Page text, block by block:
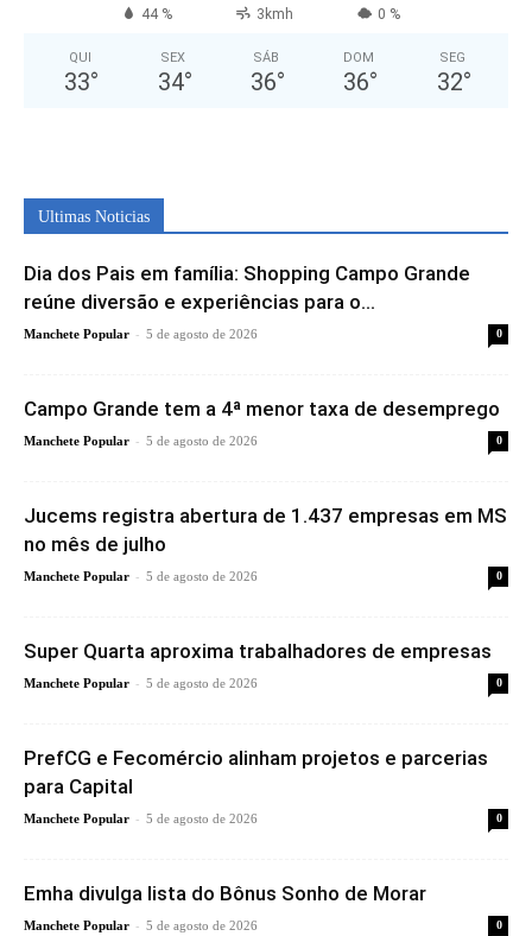
44 % 3kmh 0 %
QUI
33°
SEX
34°
SÁB
36°
DOM
36°
SEG
32°
Ultimas Noticias
Dia dos Pais em família: Shopping Campo Grande
reúne diversão e experiências para o...
Manchete Popular - 5 de agosto de 2026 0
Campo Grande tem a 4ª menor taxa de desemprego
Manchete Popular - 5 de agosto de 2026 0
Jucems registra abertura de 1.437 empresas em MS
no mês de julho
Manchete Popular - 5 de agosto de 2026 0
Super Quarta aproxima trabalhadores de empresas
Manchete Popular - 5 de agosto de 2026 0
PrefCG e Fecomércio alinham projetos e parcerias
para Capital
Manchete Popular - 5 de agosto de 2026 0
Emha divulga lista do Bônus Sonho de Morar
Manchete Popular - 5 de agosto de 2026 0